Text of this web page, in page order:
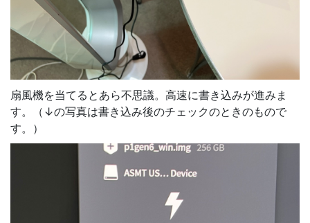
扇風機を当てるとあら不思議。高速に書き込みが進みま
す。（↓の写真は書き込み後のチェックのときのもので
す。）